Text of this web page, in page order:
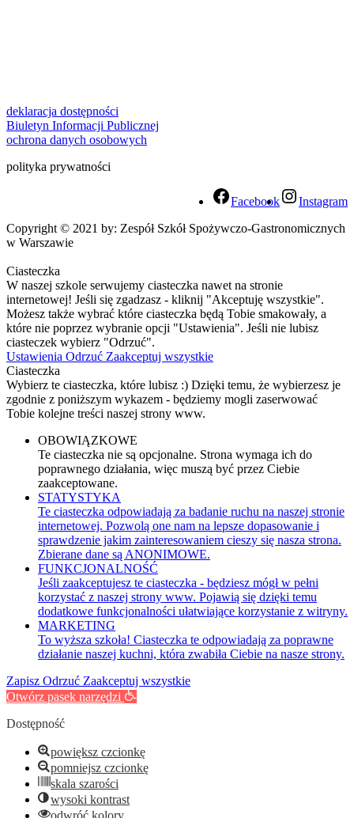
deklaracja dostępności
Biuletyn Informacji Publicznej
ochrona danych osobowych
polityka prywatności
Facebook
Instagram
Copyright © 2021 by: Zespół Szkół Spożywczo-Gastronomicznych
w Warszawie
Ciasteczka
W naszej szkole serwujemy ciasteczka nawet na stronie
internetowej! Jeśli się zgadzasz - kliknij "Akceptuję wszystkie".
Możesz także wybrać które ciasteczka będą Tobie smakowały, a
które nie poprzez wybranie opcji "Ustawienia". Jeśli nie lubisz
ciasteczek wybierz "Odrzuć".
Ustawienia Odrzuć Zaakceptuj wszystkie
Ciasteczka
Wybierz te ciasteczka, które lubisz :) Dzięki temu, że wybierzesz je
zgodnie z poniższym wykazem - będziemy mogli zaserwować
Tobie kolejne treści naszej strony www.
OBOWIĄZKOWE
Te ciasteczka nie są opcjonalne. Strona wymaga ich do
poprawnego działania, więc muszą być przez Ciebie
zaakceptowane.
STATYSTYKA
Te ciasteczka odpowiadają za badanie ruchu na naszej stronie
internetowej. Pozwolą one nam na lepsze dopasowanie i
sprawdzenie jakim zainteresowaniem cieszy się nasza strona.
Zbierane dane są ANONIMOWE.
FUNKCJONALNOŚĆ
Jeśli zaakceptujesz te ciasteczka - będziesz mógł w pełni
korzystać z naszej strony www. Pojawią się dzięki temu
dodatkowe funkcjonalności ułatwiające korzystanie z witryny.
MARKETING
To wyższa szkoła! Ciasteczka te odpowiadają za poprawne
działanie naszej kuchni, która zwabiła Ciebie na nasze strony.
Zapisz Odrzuć Zaakceptuj wszystkie
Otwórz pasek narzędzi
Dostępność
powiększ czcionkę
pomniejsz czcionkę
skala szarości
wysoki kontrast
odwróć kolory